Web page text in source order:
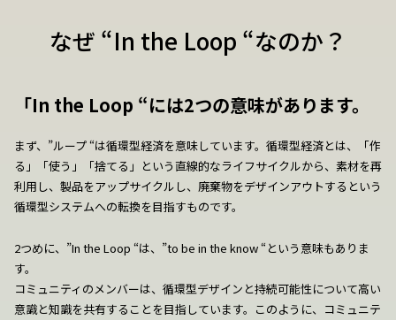
なぜ “In the Loop “なのか？
「In the Loop “には2つの意味があります。
まず、”ループ “は循環型経済を意味しています。循環型経済とは、「作
る」「使う」「捨てる」という直線的なライフサイクルから、素材を再
利用し、製品をアップサイクルし、廃棄物をデザインアウトするという
循環型システムへの転換を目指すものです。
2つめに、”In the Loop “は、”to be in the know “という意味もありま
す。
コミュニティのメンバーは、循環型デザインと持続可能性について高い
意識と知識を共有することを目指しています。このように、コミュニテ